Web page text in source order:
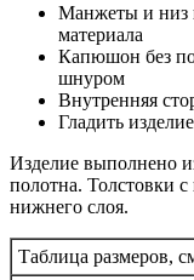
Манжеты и низ
материала
Капюшон без
шнуром
Внутренняя
Гладить
Изделие выполнено
полотна. Толстовки с
нижнего слоя.
Таблица размеров,